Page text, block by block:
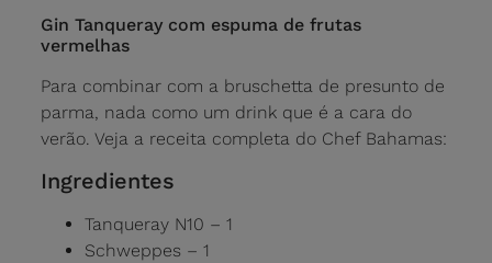
Gin Tanqueray com espuma de frutas
vermelhas
Para combinar com a bruschetta de presunto de
parma, nada como um drink que é a cara do
verão. Veja a receita completa do Chef Bahamas:
Ingredientes
Tanqueray N10 – 1
Schweppes – 1